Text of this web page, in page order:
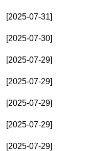
[2025-07-31]
[2025-07-30]
[2025-07-29]
[2025-07-29]
[2025-07-29]
[2025-07-29]
[2025-07-29]